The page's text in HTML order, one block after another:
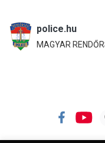
police.hu
MAGYAR